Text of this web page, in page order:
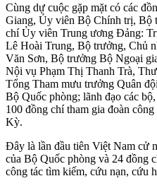
Cùng dự cuộc gặp mặt có các
Giang, Ủy viên Bộ Chính trị, Bộ
chí Ủy viên Trung ương Đảng:
Lê Hoài Trung, Bộ trưởng, Chủ
Văn Sơn, Bộ trưởng Bộ Ngoại
Nội vụ Phạm Thị Thanh Trà,
Tổng Tham mưu trưởng Quân
Bộ Quốc phòng; lãnh đạo các
100 đồng chí tham gia đoàn
Kỳ.
Đây là lần đầu tiên Việt Nam cử
của Bộ Quốc phòng và 24 đồng
công tác tìm kiếm, cứu nạn, cứu